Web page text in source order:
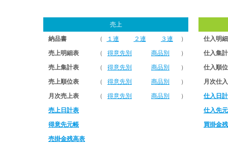
売上
納品書
（ １連 ２連 ３連
）
売上明細表
（ 得意先別 商品別
）
売上集計表
（ 得意先別 商品別
）
売上順位表
（ 得意先別 商品別
）
月次売上表
（ 得意先別 商品別
）
売上日計表
得意先元帳
売掛金残高表
仕入明
仕入集
仕入順
月次仕
仕入日
仕入先
買掛金